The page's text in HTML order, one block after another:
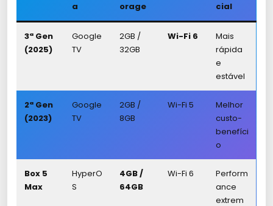
a
orage
cial
3ª Gen
(2025)
Google
TV
2GB /
32GB
Wi-Fi 6
Mais
rápida
e
estável
2ª Gen
(2023)
Google
TV
2GB /
8GB
Wi-Fi 5
Melhor
custo-
benefíci
o
Box 5
Max
HyperO
S
4GB /
64GB
Wi-Fi 6
Perform
ance
extrem